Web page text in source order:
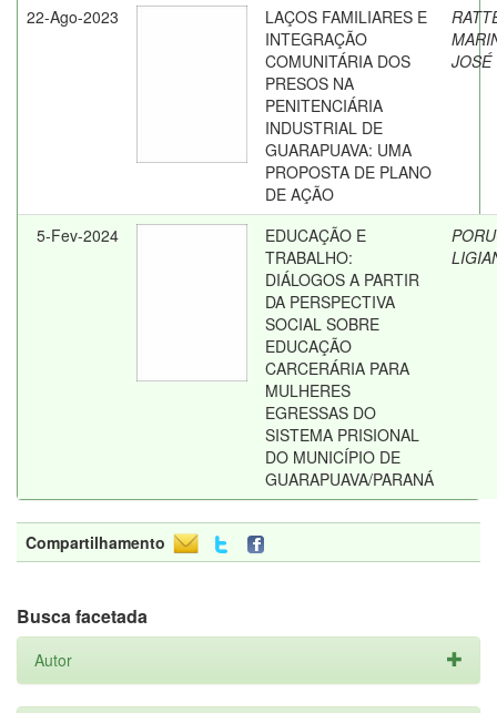
22-Ago-2023
LAÇOS FAMILIARES E
INTEGRAÇÃO
COMUNITÁRIA DOS
PRESOS NA
PENITENCIÁRIA
INDUSTRIAL DE
GUARAPUAVA: UMA
PROPOSTA DE PLANO
DE AÇÃO
JOSÉ
5-Fev-2024
EDUCAÇÃO E
TRABALHO:
DIÁLOGOS A PARTIR
DA PERSPECTIVA
SOCIAL SOBRE
EDUCAÇÃO
CARCERÁRIA PARA
MULHERES
EGRESSAS DO
SISTEMA PRISIONAL
DO MUNICÍPIO DE
GUARAPUAVA/PARANÁ
Compartilhamento
Busca facetada
Autor